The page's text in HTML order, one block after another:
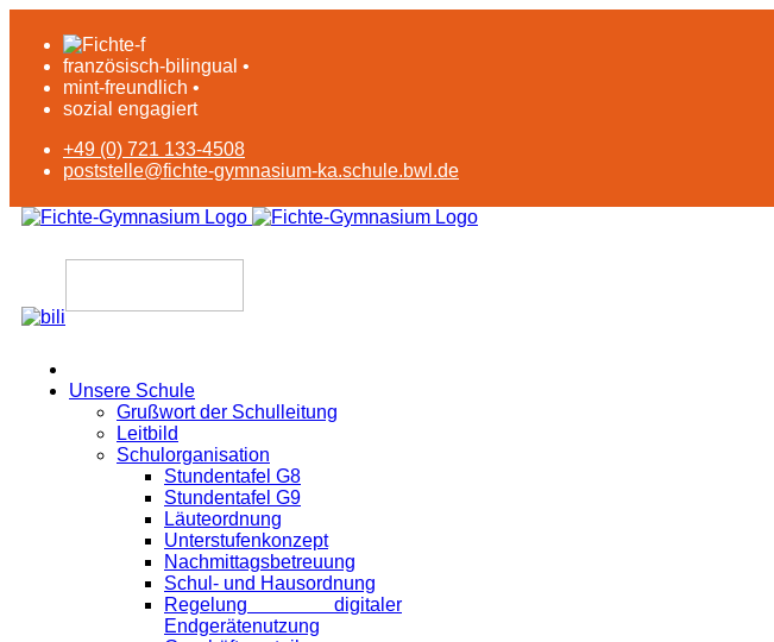
französisch-bilingual •
mint-freundlich •
sozial engagiert
+49 (0) 721 133-4508
poststelle@fichte-gymnasium-ka.schule.bwl.de
Unsere Schule
Grußwort der Schulleitung
Leitbild
Schulorganisation
Stundentafel G8
Stundentafel G9
Läuteordnung
Unterstufenkonzept
Nachmittagsbetreuung
Schul- und Hausordnung
Regelung digitaler
Endgeräte­nutzung